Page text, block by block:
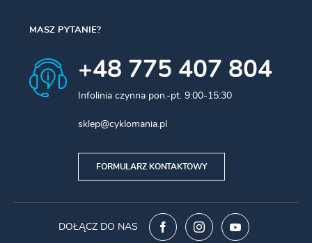
MASZ PYTANIE?
+48 775 407 804
Infolinia czynna pon.-pt. 9:00-15:30
sklep@cyklomania.pl
FORMULARZ KONTAKTOWY
DOŁĄCZ DO NAS